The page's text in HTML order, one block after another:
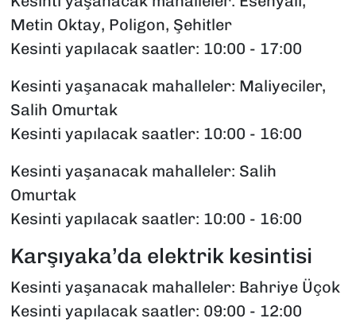
Metin Oktay, Poligon, Şehitler
Kesinti yapılacak saatler: 10:00 - 17:00
Kesinti yaşanacak mahalleler: Maliyeciler,
Salih Omurtak
Kesinti yapılacak saatler: 10:00 - 16:00
Kesinti yaşanacak mahalleler: Salih
Omurtak
Kesinti yapılacak saatler: 10:00 - 16:00
Karşıyaka’da elektrik kesintisi
Kesinti yaşanacak mahalleler: Bahriye Üçok
Kesinti yapılacak saatler: 09:00 - 12:00